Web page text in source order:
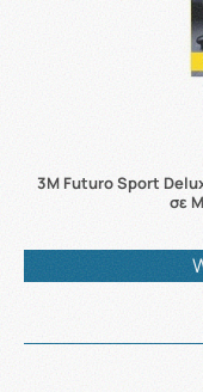
3M Futuro Sport
σε